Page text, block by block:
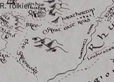
Tolkien